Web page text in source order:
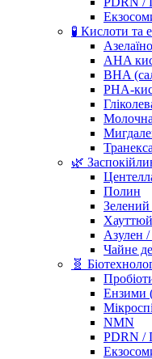
🧪 Кислоти та
AHA
BHA
PHA-
🌿
Полин
Зелений
Азулен /
Чайне
🧬
Ензими
NMN
PDRN /